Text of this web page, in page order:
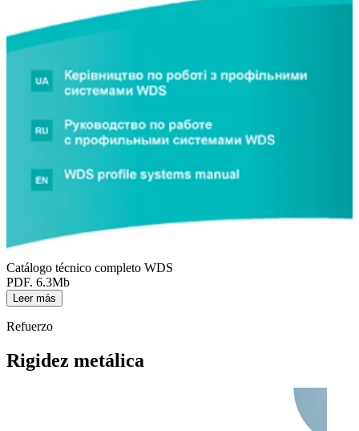
Catálogo técnico completo WDS
PDF. 6.3Mb
Leer más
Refuerzo
Rigidez metálica